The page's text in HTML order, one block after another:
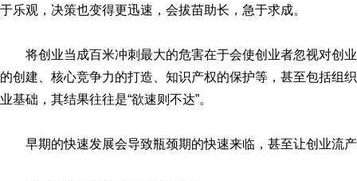
于乐观，决策也变得更迅速，会拔苗助长，急于求成。
将创业当成百米冲刺最大的危害在于会使创业者忽视对创
的创建、核心竞争力的打造、知识产权的保护等，甚至包括组
业基础，其结果往往是“欲速则不达”。
早期的快速发展会导致瓶颈期的快速来临，甚至让创业流